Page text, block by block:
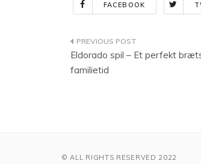
FACEBOOK
Indlægsnavigation
Eldorado spil – Et perfekt
familietid
© ALL RIGHTS RESERVED 2022